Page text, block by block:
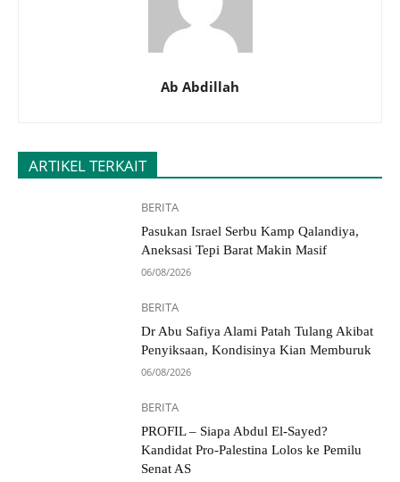
Ab Abdillah
ARTIKEL TERKAIT
BERITA
Pasukan Israel Serbu Kamp Qalandiya,
Aneksasi Tepi Barat Makin Masif
06/08/2026
BERITA
Dr Abu Safiya Alami Patah Tulang Akibat
Penyiksaan, Kondisinya Kian Memburuk
06/08/2026
BERITA
PROFIL – Siapa Abdul El-Sayed?
Kandidat Pro-Palestina Lolos ke Pemilu
Senat AS